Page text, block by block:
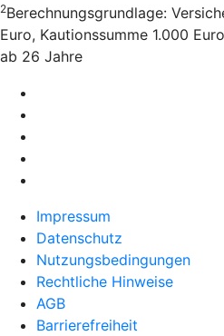
2Berechnungsgrundlage:
Euro, Kautionssumme 1.000
ab 26 Jahre
Impressum
Datenschutz
Nutzungsbedingungen
Rechtliche Hinweise
AGB
Barrierefreiheit